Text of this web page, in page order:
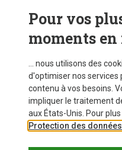
Vous économisez 47%
Pour vos
moments
... nous utilisons des
d'optimiser nos services
contenu à vos besoins.
impliquer le traitement
aux États-Unis. Pour
Protection des